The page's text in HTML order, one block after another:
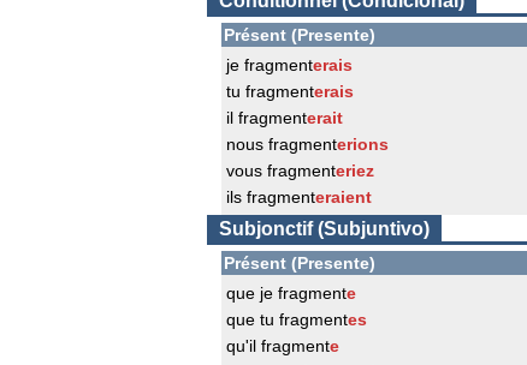
Présent (Presente)
je fragmenterais
tu fragmenterais
il fragmenterait
nous fragmenterions
vous fragmenteriez
ils fragmenteraient
Subjonctif (Subjuntivo)
Présent (Presente)
que je fragmente
que tu fragmentes
qu'il fragmente